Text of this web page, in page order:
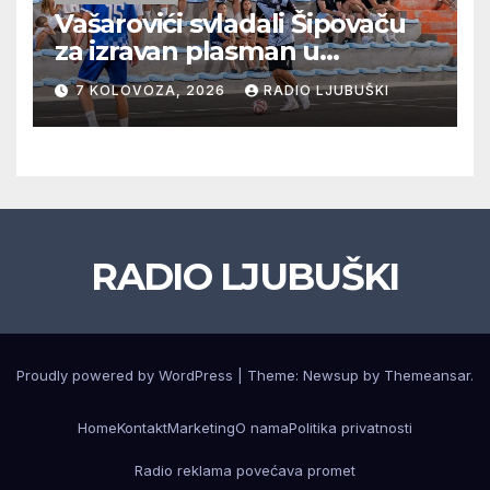
Vašarovići svladali Šipovaču
za izravan plasman u
četvrtfinale, Grab izborio
prolazak dalje, Klobuk ispao,
večeras počinje četvrtfinale
7 KOLOVOZA, 2026 RADIO LJUBUŠKI
RADIO LJUBUŠKI
Proudly powered by WordPress Theme: Newsup by Themeansar.
HomeKontaktMarketingO namaPolitika privatnosti
Radio reklama povećava promet